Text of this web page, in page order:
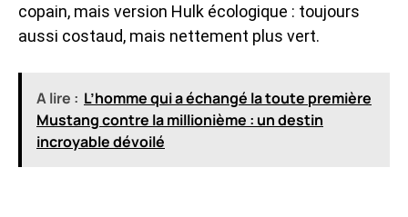
copain, mais version Hulk écologique : toujours
aussi costaud, mais nettement plus vert.
A lire : L’homme qui a échangé la toute première
Mustang contre la millionième : un destin
incroyable dévoilé